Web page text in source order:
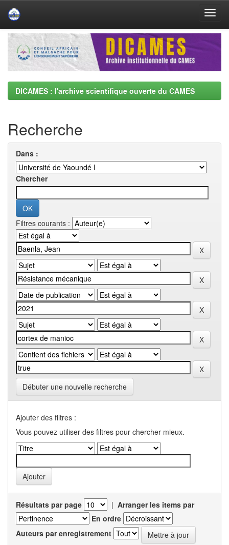
Skip
navigation
DICAMES : l'archive scientifique ouverte du CAMES
Recherche
Dans :
Chercher
Filtres courants :
Débuter une nouvelle recherche
Ajouter des filtres :
Vous pouvez utiliser des filtres pour chercher mieux.
Résultats par page | Arranger les items par
En ordre
Auteurs par enregistrement